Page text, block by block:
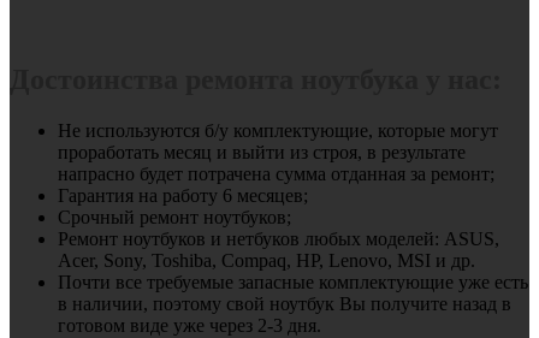
Не используются б/у комплектующие, которые могут
проработать месяц и выйти из строя, в результате
напрасно будет потрачена сумма отданная за ремонт;
Гарантия на работу 6 месяцев;
Срочный ремонт ноутбуков;
Ремонт ноутбуков и нетбуков любых моделей: ASUS,
Acer, Sony, Toshiba, Compaq, HP, Lenovo, MSI и др.
Почти все требуемые запасные комплектующие уже есть
в наличии, поэтому свой ноутбук Вы получите назад в
готовом виде уже через 2-3 дня.